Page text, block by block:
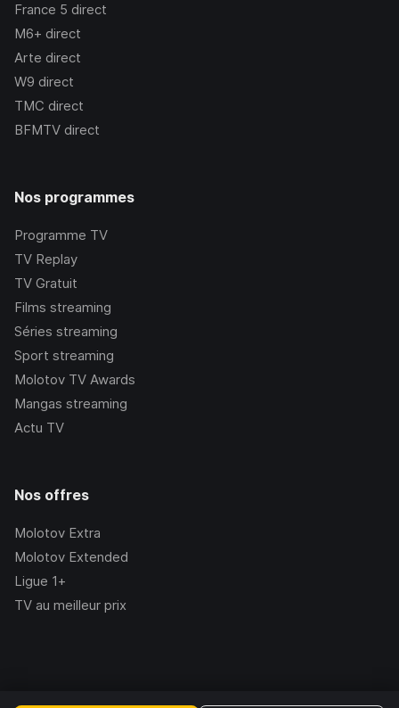
France 5 direct
M6+ direct
Arte direct
W9 direct
TMC direct
BFMTV direct
Nos programmes
Programme TV
TV Replay
TV Gratuit
Films streaming
Séries streaming
Sport streaming
Molotov TV Awards
Mangas streaming
Actu TV
Nos offres
Molotov Extra
Molotov Extended
Ligue 1+
TV au meilleur prix